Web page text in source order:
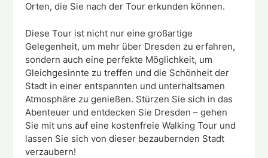
Orten, die Sie nach der Tour erkunden können.
Diese Tour ist nicht nur eine großartige
Gelegenheit, um mehr über Dresden zu erfahren,
sondern auch eine perfekte Möglichkeit, um
Gleichgesinnte zu treffen und die Schönheit der
Stadt in einer entspannten und unterhaltsamen
Atmosphäre zu genießen. Stürzen Sie sich in das
Abenteuer und entdecken Sie Dresden – gehen
Sie mit uns auf eine kostenfreie Walking Tour und
lassen Sie sich von dieser bezaubernden Stadt
verzaubern!